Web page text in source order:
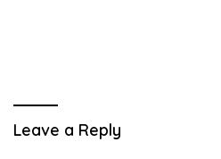
Leave a Reply